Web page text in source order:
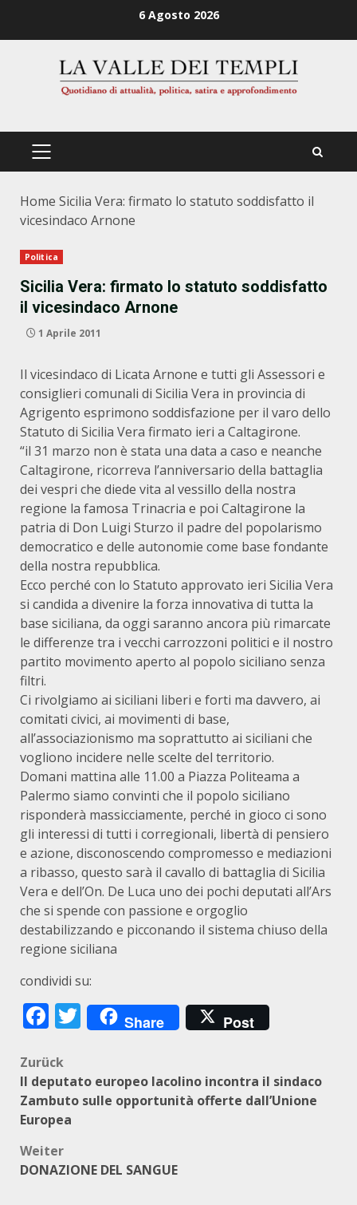
6 Agosto 2026
PRIMÄRES
Home Sicilia Vera: firmato lo statuto soddisfatto il
vicesindaco Arnone
Politica
Sicilia Vera: firmato lo statuto soddisfatto
il vicesindaco Arnone
1 Aprile 2011
Il vicesindaco di Licata Arnone e tutti gli Assessori e
consiglieri comunali di Sicilia Vera in provincia di
Agrigento esprimono soddisfazione per il varo dello
Statuto di Sicilia Vera firmato ieri a Caltagirone.
“il 31 marzo non è stata una data a caso e neanche
Caltagirone, ricorreva l’anniversario della battaglia
dei vespri che diede vita al vessillo della nostra
regione la famosa Trinacria e poi Caltagirone la
patria di Don Luigi Sturzo il padre del popolarismo
democratico e delle autonomie come base fondante
della nostra repubblica.
Ecco perché con lo Statuto approvato ieri Sicilia Vera
si candida a divenire la forza innovativa di tutta la
base siciliana, da oggi saranno ancora più rimarcate
le differenze tra i vecchi carrozzoni politici e il nostro
partito movimento aperto al popolo siciliano senza
filtri.
Ci rivolgiamo ai siciliani liberi e forti ma davvero, ai
comitati civici, ai movimenti di base,
all’associazionismo ma soprattutto ai siciliani che
vogliono incidere nelle scelte del territorio.
Domani mattina alle 11.00 a Piazza Politeama a
Palermo siamo convinti che il popolo siciliano
risponderà massicciamente, perché in gioco ci sono
gli interessi di tutti i corregionali, libertà di pensiero
e azione, disconoscendo compromesso e mediazioni
a ribasso, questo sarà il cavallo di battaglia di Sicilia
Vera e dell’On. De Luca uno dei pochi deputati all’Ars
che si spende con passione e orgoglio
destabilizzando e picconando il sistema chiuso della
regione siciliana
condividi su:
Facebook
Twitter
Share Post
Beitragsnavigation
Zurück
Il deputato europeo Iacolino incontra il sindaco
Zambuto sulle opportunità offerte dall’Unione
Europea
Weiter
DONAZIONE DEL SANGUE